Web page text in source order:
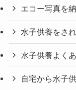
エコー写真を
水子供養をさ
水子供養よく
自宅から水子